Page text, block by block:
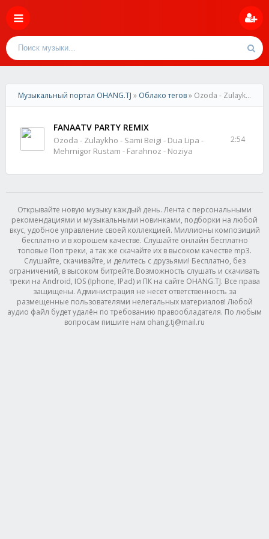
Музыкальный портал OHANG.TJ » Облако тегов» Ozoda - Zulaykho - Sami Beigi - Dua Lipa - Mehrnigor Rustam - Farahnoz - Noziya
FANAATV PARTY REMIX
Ozoda - Zulaykho - Sami Beigi - Dua Lipa -
Mehrnigor Rustam - Farahnoz - Noziya
2:54
Открывайте новую музыку каждый день. Лента с персональными
рекомендациями и музыкальными новинками, подборки на любой
вкус, удобное управление своей коллекцией. Миллионы композиций
бесплатно и в хорошем качестве. Слушайте онлайн бесплатно
топовые Поп треки, а так же скачайте их в высоком качестве mp3.
Слушайте, скачивайте, и делитесь с друзьями! Бесплатно, без
ограничений, в высоком битрейте.Возможность слушать и скачивать
треки на Android, IOS (Iphone, IPad) и ПК на сайте OHANG.TJ. Все права
защищены. Администрация не несет ответственность за
размещенные пользователями нелегальных материалов! Любой
аудио файл будет удалён по требованию правообладателя. По любым
вопросам пишите нам ohang.tj@mail.ru